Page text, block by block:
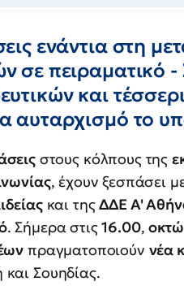
ενάντια στη
σε πειραματικό
και
αυταρχισμό το
στους κόλπους της
, έχουν ξεσπάσει
και τηςΔΔΕ Α'
. Σήμερα στις16.00,
πραγματοποιούν νέα
Σουηδίας.